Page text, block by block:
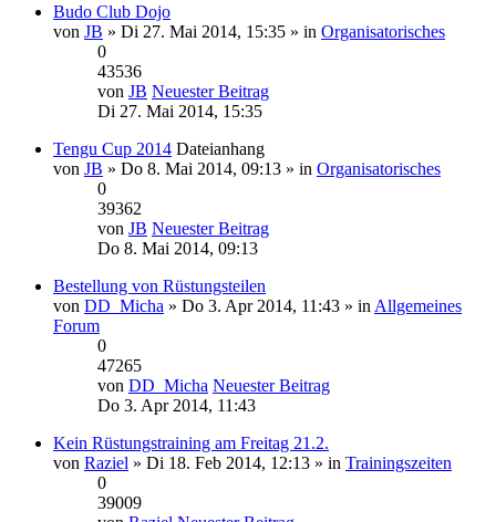
Budo Club Dojo
von JB » Di 27. Mai 2014, 15:35 » in Organisatorisches
0
43536
von JB Neuester Beitrag
Di 27. Mai 2014, 15:35
Tengu Cup 2014 Dateianhang
von JB » Do 8. Mai 2014, 09:13 » in Organisatorisches
0
39362
von JB Neuester Beitrag
Do 8. Mai 2014, 09:13
Bestellung von Rüstungsteilen
von DD_Micha » Do 3. Apr 2014, 11:43 » in Allgemeines
Forum
0
47265
von DD_Micha Neuester Beitrag
Do 3. Apr 2014, 11:43
Kein Rüstungstraining am Freitag 21.2.
von Raziel » Di 18. Feb 2014, 12:13 » in Trainingszeiten
0
39009